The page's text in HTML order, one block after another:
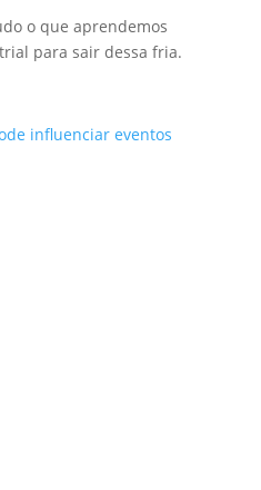
o que aprendemos
para sair dessa fria.
influenciar eventos